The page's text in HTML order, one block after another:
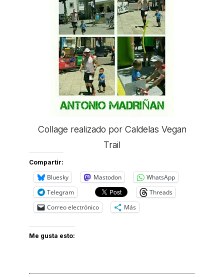
Collage realizado por Caldelas Vegan
Trail
Compartir:
Bluesky Mastodon
WhatsApp
Telegram
Threads
Correo electrónico
Más
Me gusta esto: